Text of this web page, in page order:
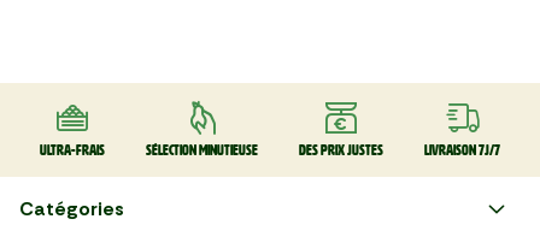
Ultra-frais Sélection minutieuse Des prix justes Livraison 7J/7
Catégories